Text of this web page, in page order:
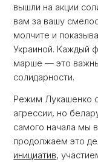
вышли на акции
вам за вашу
молчите и
Украиной. Каждый
марше — это
солидарности.
Режим Лукашенко
агрессии, но
самого начала мы
продолжаем это
инициатив,